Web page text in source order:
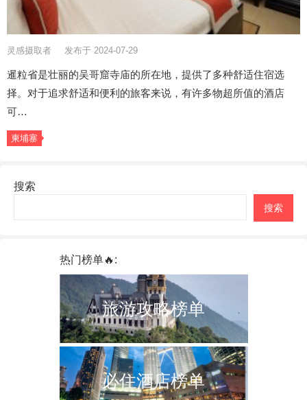
灵感摄取者 发布于 2024-07-29
暹粒省是壮丽的吴哥窟寺庙的所在地，提供了多种舒适住宿选
择。对于追求舒适和便利的旅客来说，有许多物超所值的酒店
可…
柬埔寨
搜索
搜索
热门榜单🔥:
旅游攻略榜单
必住酒店榜单